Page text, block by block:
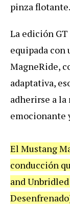
pinza flotante.
La edición
equipada con
MagneRide,
adaptativa,
adherirse a
emocionante
El Mustang
conducción
and